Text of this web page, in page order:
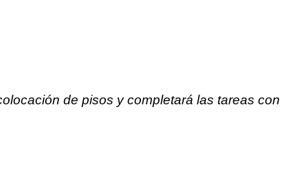
de pisos y completará las tareas con